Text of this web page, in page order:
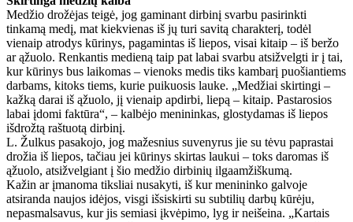
Medžio drožėjas teigė, jog gaminant dirbinį svarbu pasirinkti
tinkamą medį, mat kiekvienas iš jų turi savitą charakterį, todėl
vienaip atrodys kūrinys, pagamintas iš liepos, visai kitaip – iš beržo
ar ąžuolo. Renkantis medieną taip pat labai svarbu atsižvelgti ir į tai,
kur kūrinys bus laikomas – vienoks medis tiks kambarį puošiantiems
darbams, kitoks tiems, kurie puikuosis lauke. „Medžiai skirtingi –
kažką darai iš ąžuolo, jį vienaip apdirbi, liepą – kitaip. Pastarosios
labai įdomi faktūra“, – kalbėjo menininkas, glostydamas iš liepos
išdrožtą raštuotą dirbinį.
L. Žulkus pasakojo, jog mažesnius suvenyrus jie su tėvu paprastai
drožia iš liepos, tačiau jei kūrinys skirtas laukui – toks daromas iš
ąžuolo, atsižvelgiant į šio medžio dirbinių ilgaamžiškumą.
Kažin ar įmanoma tiksliai nusakyti, iš kur menininko galvoje
atsiranda naujos idėjos, visgi išsiskirti su subtilių darbų kūrėju,
nepasmalsavus, kur jis semiasi įkvėpimo, lyg ir neišeina. „Kartais